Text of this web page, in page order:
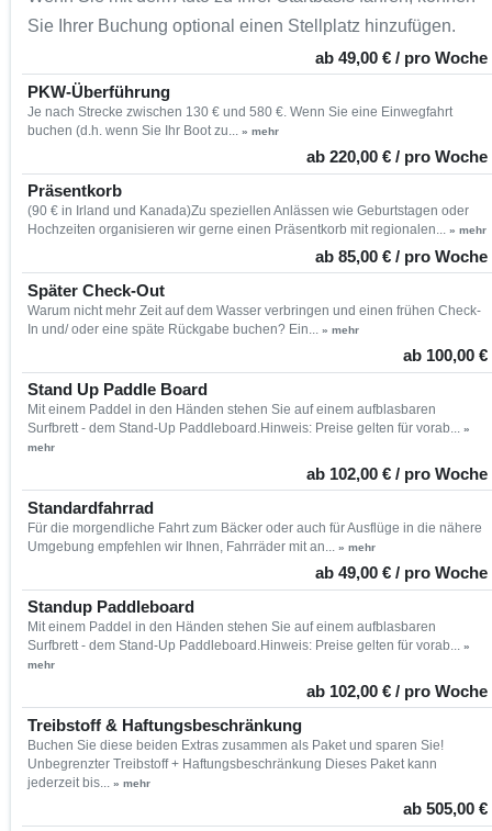
Sie Ihrer Buchung optional einen Stellplatz hinzufügen.
ab 49,00 € / pro Woche
PKW-Überführung
Je nach Strecke zwischen 130 € und 580 €. Wenn Sie eine Einwegfahrt
buchen (d.h. wenn Sie Ihr Boot zu...
» mehr
ab 220,00 € / pro Woche
Präsentkorb
(90 € in Irland und Kanada)Zu speziellen Anlässen wie Geburtstagen oder
Hochzeiten organisieren wir gerne einen Präsentkorb mit regionalen... » mehr
ab 85,00 € / pro Woche
Später Check-Out
Warum nicht mehr Zeit auf dem Wasser verbringen und einen frühen Check-
In und/ oder eine späte Rückgabe buchen? Ein...
» mehr
ab 100,00 €
Stand Up Paddle Board
Mit einem Paddel in den Händen stehen Sie auf einem aufblasbaren
Surfbrett - dem Stand-Up Paddleboard.Hinweis: Preise gelten für vorab... »
mehr
ab 102,00 € / pro Woche
Standardfahrrad
Für die morgendliche Fahrt zum Bäcker oder auch für Ausflüge in die nähere
Umgebung empfehlen wir Ihnen, Fahrräder mit an...
» mehr
ab 49,00 € / pro Woche
Standup Paddleboard
Mit einem Paddel in den Händen stehen Sie auf einem aufblasbaren
Surfbrett - dem Stand-Up Paddleboard.Hinweis: Preise gelten für vorab... »
mehr
ab 102,00 € / pro Woche
Treibstoff & Haftungsbeschränkung
Buchen Sie diese beiden Extras zusammen als Paket und sparen Sie!
Unbegrenzter Treibstoff + Haftungsbeschränkung Dieses Paket kann
jederzeit bis...
» mehr
ab 505,00 €